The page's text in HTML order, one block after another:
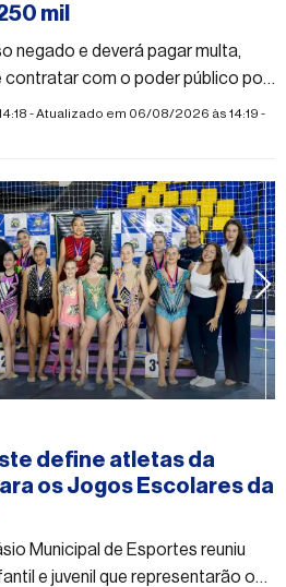
mil
negado e deverá pagar multa,
contratar com o poder público por
- Atualizado em 06/08/2026 às 14:19 -
define atletas da
os Jogos Escolares da
Municipal de Esportes reuniu
e juvenil que representarão o